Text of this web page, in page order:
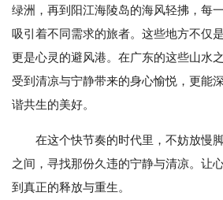
绿洲，再到阳江海陵岛的海风轻拂，每
吸引着不同需求的旅者。这些地方不仅
更是心灵的避风港。在广东的这些山水
受到清凉与宁静带来的身心愉悦，更能
谐共生的美好。
在这个快节奏的时代里，不妨放慢
之间，寻找那份久违的宁静与清凉。让
到真正的释放与重生。